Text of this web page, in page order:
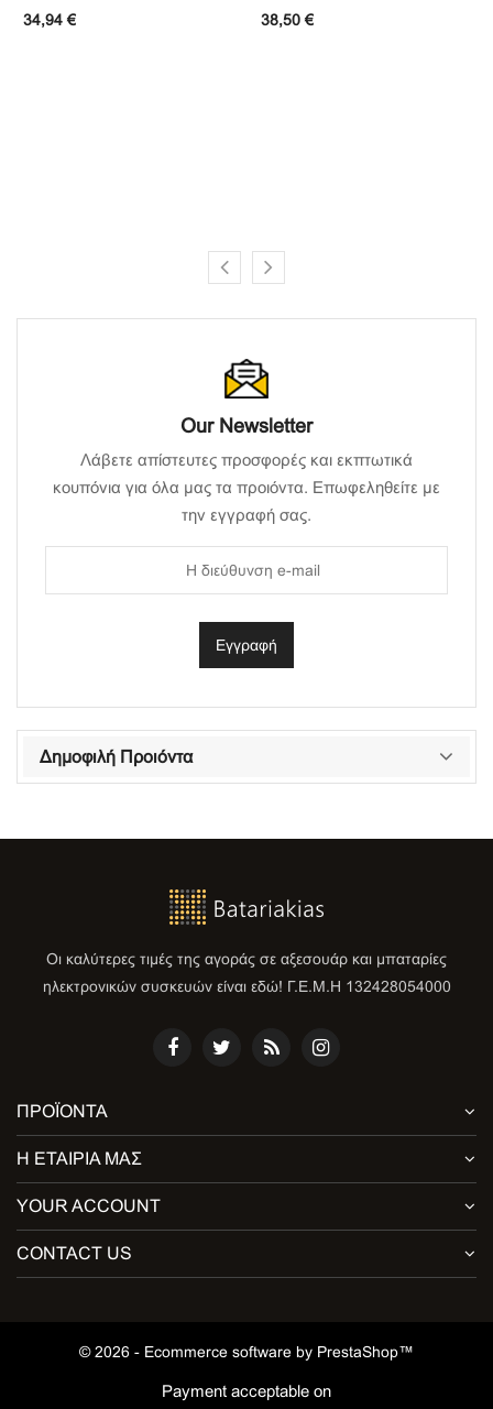
34,94 € 38,50 €
Our Newsletter
Λάβετε απίστευτες προσφορές και εκπτωτικά
κουπόνια για όλα μας τα προιόντα. Επωφεληθείτε με
την εγγραφή σας.
Δημοφιλή Προιόντα
Οι καλύτερες τιμές της αγοράς σε αξεσουάρ και μπαταρίες
ηλεκτρονικών συσκευών είναι εδώ! Γ.Ε.Μ.Η 132428054000
ΠΡΟΪΌΝΤΑ
Η ΕΤΑΙΡΊΑ ΜΑΣ
YOUR ACCOUNT
CONTACT US
© 2026 - Ecommerce software by PrestaShop™
Payment acceptable on